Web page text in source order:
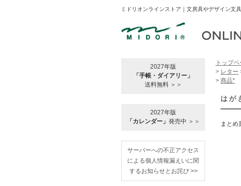
ミドリオンラインストア｜文房具やデザイン文
2027年版
「手帳・ダイアリー」
送料無料 ＞＞
2027年版
「カレンダー」 発売中 ＞＞
サーバーへの不正アクセス
による個人情報漏えいに関
するお知らせとお詫び >>
トップ
> レター
> 商品*
はが
まとめ